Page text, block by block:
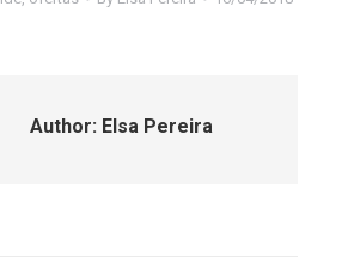
Author: Elsa Pereira